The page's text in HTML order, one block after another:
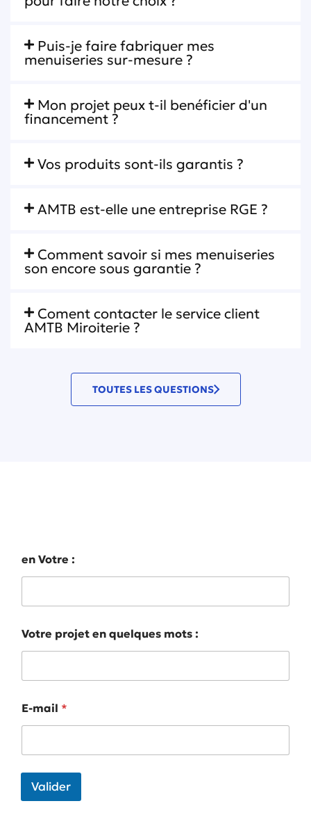
Puis-je faire fabriquer mes
menuiseries sur-mesure ?
Mon projet peux t-il benéficier d'un
financement ?
Vos produits sont-ils garantis ?
AMTB est-elle une entreprise RGE ?
Comment savoir si mes menuiseries
son encore sous garantie ?
Coment contacter le service client
AMTB Miroiterie ?
TOUTES LES QUESTIONS
en Votre :
Votre projet en quelques mots :
E-mail *
Valider